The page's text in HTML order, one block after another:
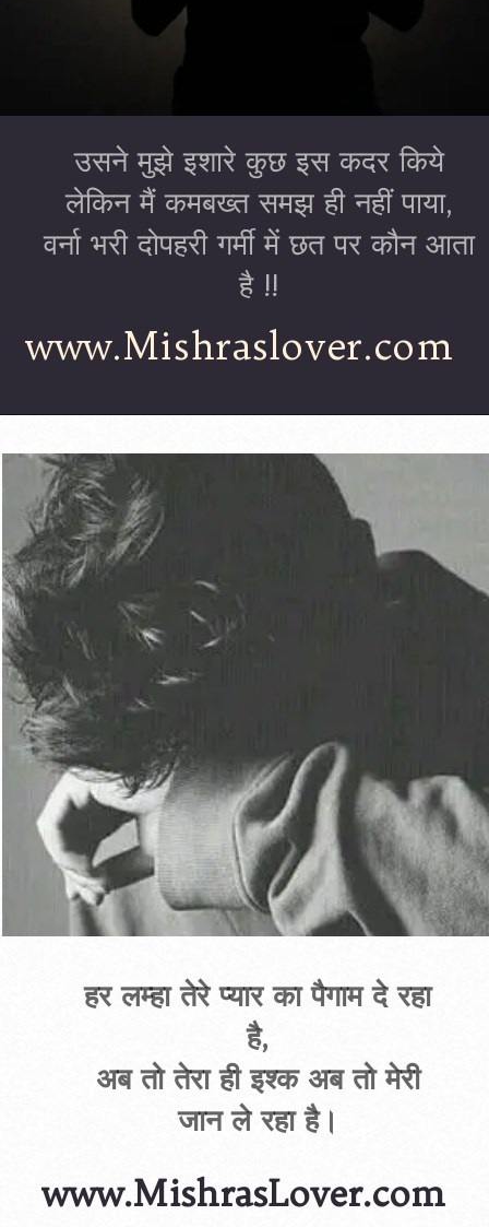
www.Mishraslover.com
उसने मुझे इशारे कुछ इस कदर किये
लेकिन मैं कमबख्त समझ ही नहीं पाया,
वर्ना भरी दोपहरी गर्मी में छत पर कौन आता
है !!
www.MishrasLover.com
हर लम्हा तेरे प्यार का पैगाम दे रहा
है,
अब तो तेरा ही इश्क अब तो मेरी
जान ले रहा है।